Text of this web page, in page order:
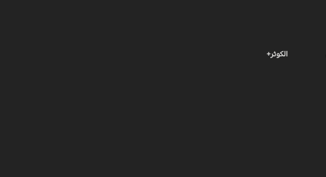
الكوثر+